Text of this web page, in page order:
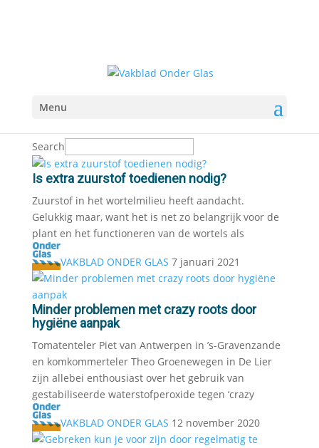
Menu
Search
Is extra zuurstof toedienen nodig?
Zuurstof in het wortelmilieu heeft aandacht.
Gelukkig maar, want het is net zo belangrijk voor de
plant en het functioneren van de wortels als
VAKBLAD ONDER GLAS 7 januari 2021
Minder problemen met crazy roots door
hygiëne aanpak
Tomatenteler Piet van Antwerpen in ’s-Gravenzande
en komkommerteler Theo Groenewegen in De Lier
zijn allebei enthousiast over het gebruik van
gestabiliseerde waterstofperoxide tegen ‘crazy
VAKBLAD ONDER GLAS 12 november 2020